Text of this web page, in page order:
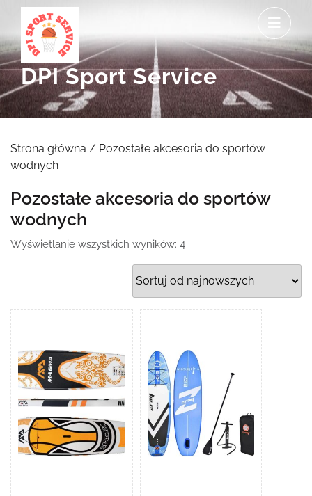
content
DPI Sport Service
Strona główna / Pozostałe akcesoria do sportów
wodnych
Pozostałe akcesoria do sportów
wodnych
Wyświetlanie wszystkich wyników: 4Posortowane
według
najnowszych